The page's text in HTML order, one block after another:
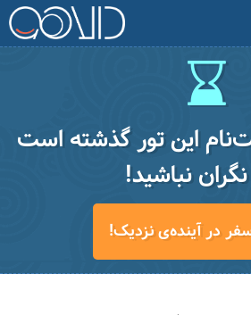
این تور گذشته است
نگران نباشید!
در آینده‌ی نزدیک!